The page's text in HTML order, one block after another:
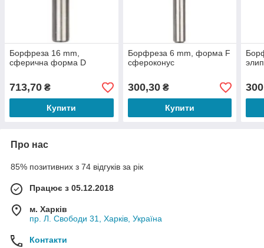
Борфреза 16 mm,
сферична форма D
713,70 ₴
Купити
Борфреза 6 mm, форма F
сфероконус
300,30₴
Купити
Про нас
85% позитивних з 74 відгуків за рік
Працює з 05.12.2018
м. Харків
пр. Л. Свободи 31, Харків, Україна
Контакти